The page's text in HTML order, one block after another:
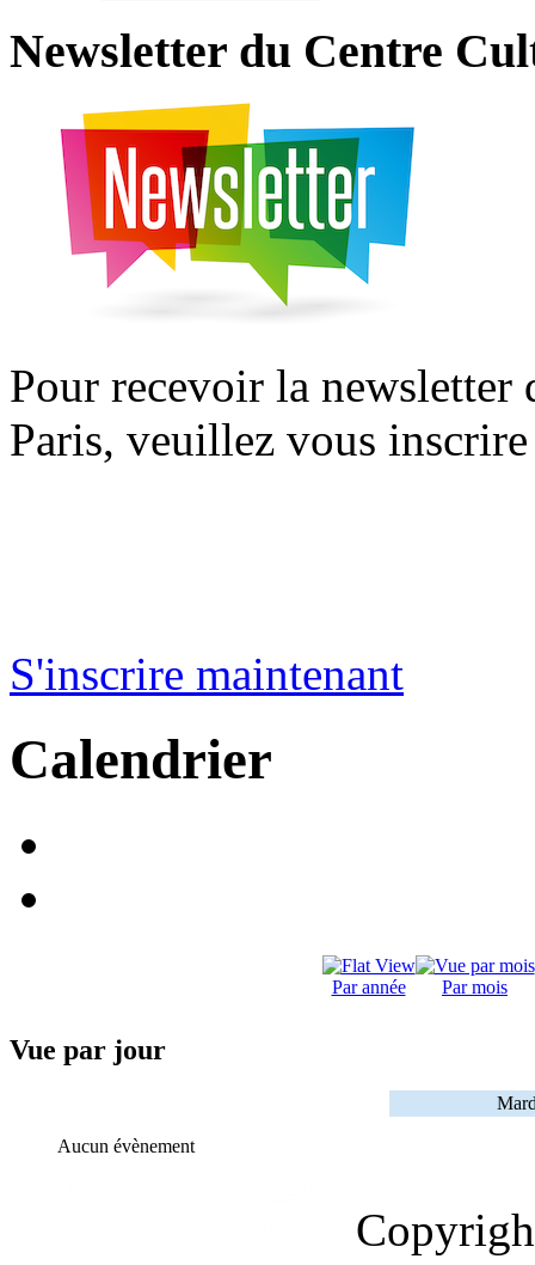
Newsletter du Centre
Pour recevoir la
Paris, veuillez vous
S'inscrire maintenant
Calendrier
Par année Par mois
Vue par jour
Aucun évènement